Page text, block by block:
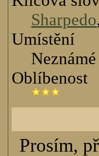
Sharpedo
Umístění
Neznámé
Oblíbenost
Prosím,